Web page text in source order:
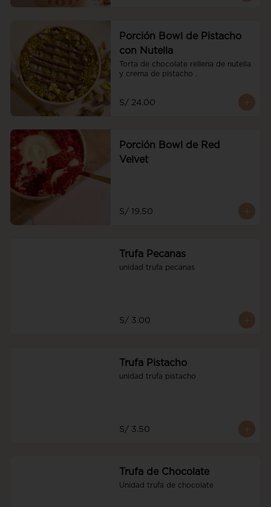
Porción Bowl de Pistacho
con Nutella
Torta de chocolate rellena de nutella
y crema de pistacho .
S/ 24.00
Porción Bowl de Red
Velvet
S/ 19.50
Trufa Pecanas
unidad trufa pecanas
S/ 3.00
Trufa Pistacho
unidad trufa pistacho
S/ 3.50
Trufa de Chocolate
Unidad trufa de chocolate